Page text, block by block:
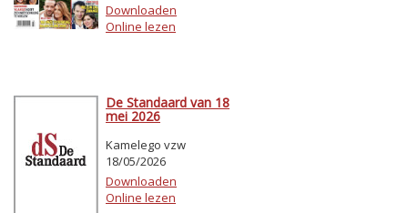
Downloaden
Online lezen
De Standaard van 18
mei 2026
Kamelego vzw
18/05/2026
Downloaden
Online lezen